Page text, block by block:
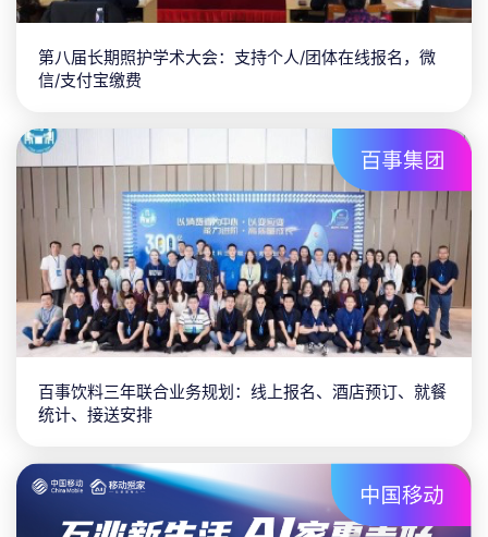
第八届长期照护学术大会：支持个人/团体在线报名，微
信/支付宝缴费
百事饮料三年联合业务规划：线上报名、酒店预订、就餐
统计、接送安排